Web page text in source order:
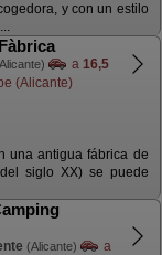
y con un estilo
a 16,5
(Alicante)
una antigua fábrica de
siglo XX) se puede
(Alicante)
a